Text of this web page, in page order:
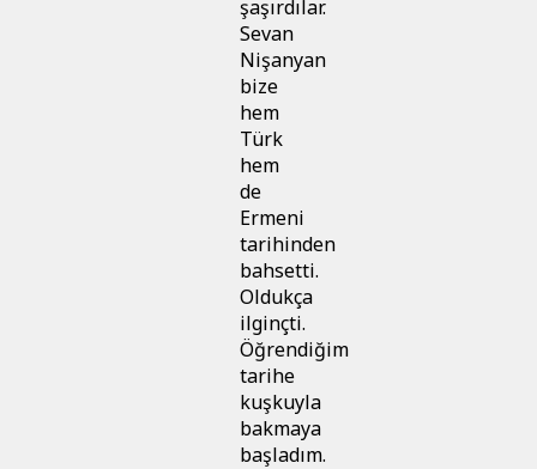
şaşırdılar.
Sevan
Nişanyan
bize
hem
Türk
hem
de
Ermeni
tarihinden
bahsetti.
Oldukça
ilginçti.
Öğrendiğim
tarihe
kuşkuyla
bakmaya
başladım.